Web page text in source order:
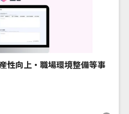
性向上・職場環境整備等事